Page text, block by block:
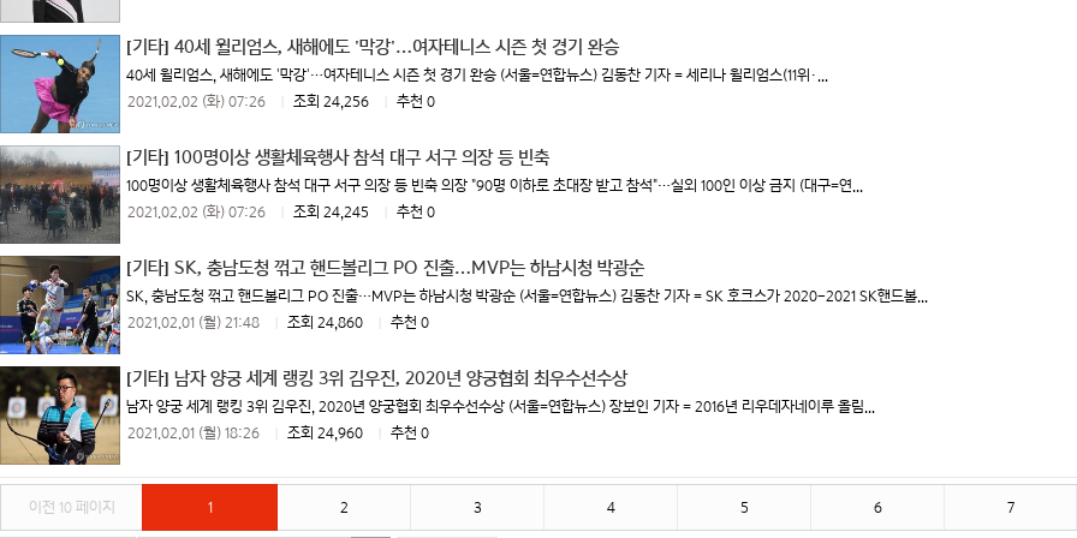
[기타] 40세 윌리엄스, 새해에도 '막강'…여자테니스 시즌 첫 경기 완승
40세 윌리엄스, 새해에도 '막강'…여자테니스 시즌 첫 경기 완승 (서울=연합뉴스) 김동찬 기자 = 세리나 윌리엄스(11위·...
2021.02.02 (화) 07:26
조회 24,256 추천 0
[기타] 100명이상 생활체육행사 참석 대구 서구 의장 등 빈축
100명이상 생활체육행사 참석 대구 서구 의장 등 빈축 의장 "90명 이하로 초대장 받고 참석"…실외 100인 이상 금지 (대구=연...
2021.02.02 (화) 07:26
조회 24,245 추천 0
[기타] SK, 충남도청 꺾고 핸드볼리그 PO 진출…MVP는 하남시청 박광순
SK, 충남도청 꺾고 핸드볼리그 PO 진출…MVP는 하남시청 박광순 (서울=연합뉴스) 김동찬 기자 = SK 호크스가 2020-2021 SK핸드볼...
2021.02.01 (월) 21:48
조회 24,860 추천 0
[기타] 남자 양궁 세계 랭킹 3위 김우진, 2020년 양궁협회 최우수선수상
남자 양궁 세계 랭킹 3위 김우진, 2020년 양궁협회 최우수선수상 (서울=연합뉴스) 장보인 기자 = 2016년 리우데자네이루 올림...
2021.02.01 (월) 18:26
조회 24,960 추천 0
이전 10 페이지 1 2 3 4 5 6 7